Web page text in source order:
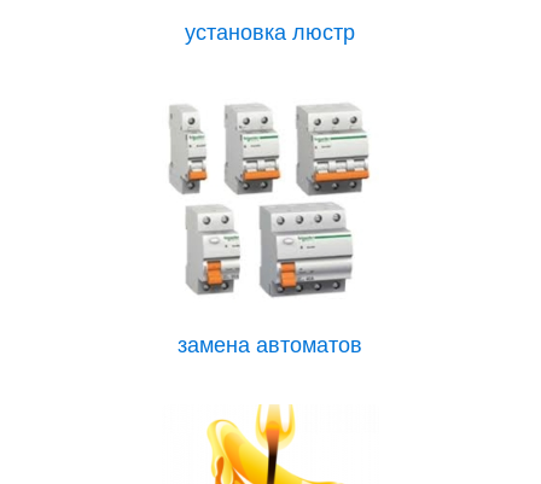
установка люстр
замена автоматов